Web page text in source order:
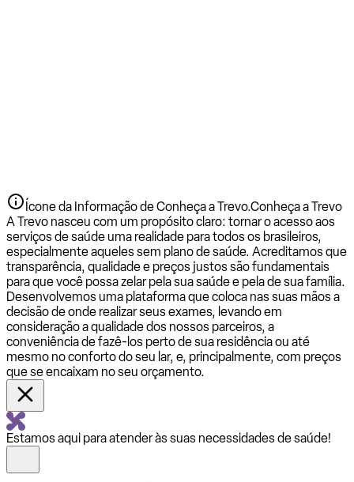
Ícone da Informação de Conheça a Trevo.Conheça a Trevo
A Trevo nasceu com um propósito claro: tornar o acesso aos
serviços de saúde uma realidade para todos os brasileiros,
especialmente aqueles sem plano de saúde. Acreditamos que
transparência, qualidade e preços justos são fundamentais
para que você possa zelar pela sua saúde e pela de sua família.
Desenvolvemos uma plataforma que coloca nas suas mãos a
decisão de onde realizar seus exames, levando em
consideração a qualidade dos nossos parceiros, a
conveniência de fazê-los perto de sua residência ou até
mesmo no conforto do seu lar, e, principalmente, com preços
que se encaixam no seu orçamento.
Estamos aqui para atender às suas necessidades de saúde!